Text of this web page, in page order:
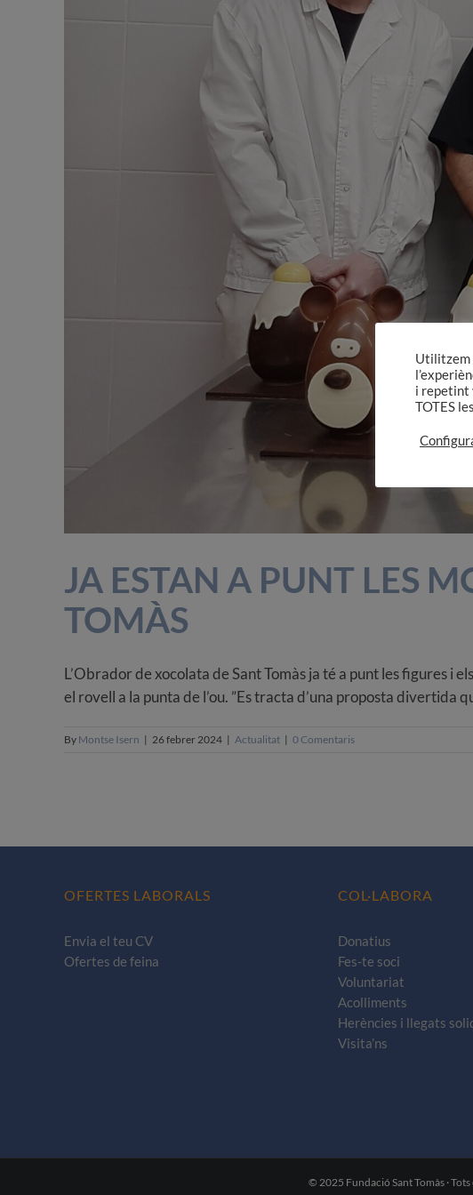
JA ESTAN A PUNT LES
TOMÀS
L’Obrador de xocolata de Sant Tomàs ja té a punt les figures i
el rovell a la punta de l’ou. ”Es tracta d’una proposta divertida
By Montse Isern | 26 febrer 2024 | Actualitat | 0 Comentaris
OFERTES LABORALS
Envia el teu CV
Ofertes de feina
COL·LABORA
Donatius
Fes-te soci
Voluntariat
Acolliments
Herències i llegats
Visita’ns
© 2025 Fundació Sant Tomàs · Tots
Utilitzem
i repetint
TOTES